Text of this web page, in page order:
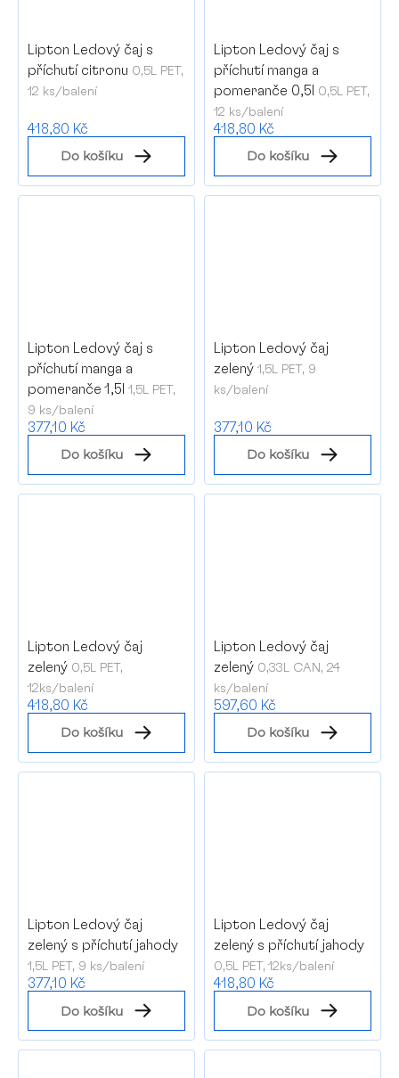
Lipton Ledový čaj s
příchutí citronu 0,5L PET,
12 ks/balení
418,80 Kč
Do košíku
Lipton Ledový čaj s
příchutí manga a
pomeranče 0,5l 0,5L PET,
12 ks/balení
418,80 Kč
Do košíku
Lipton Ledový čaj s
příchutí manga a
pomeranče 1,5l 1,5L PET,
9 ks/balení
377,10 Kč
Do košíku
Lipton Ledový čaj
zelený 1,5L PET, 9
ks/balení
377,10 Kč
Do košíku
Lipton Ledový čaj
zelený 0,5L PET,
12ks/balení
418,80 Kč
Do košíku
Lipton Ledový čaj
zelený 0,33L CAN, 24
ks/balení
597,60 Kč
Do košíku
Lipton Ledový čaj
zelený s příchutí jahody
1,5L PET, 9 ks/balení
377,10 Kč
Do košíku
Lipton Ledový čaj
zelený s příchutí jahody
0,5L PET, 12ks/balení
418,80 Kč
Do košíku